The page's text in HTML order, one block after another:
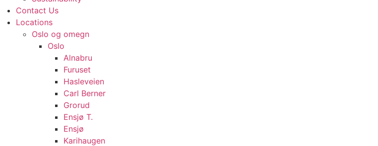
Contact Us
Locations
Oslo og omegn
Oslo
Alnabru
Furuset
Hasleveien
Carl Berner
Grorud
Ensjø T.
Ensjø
Karihaugen